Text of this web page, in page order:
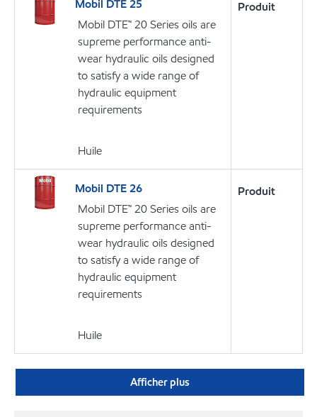
Mobil DTE 25
Mobil DTE™ 20 Series oils are
supreme performance anti-
wear hydraulic oils designed
to satisfy a wide range of
hydraulic equipment
requirements
Huile
Produit
Mobil DTE 26
Mobil DTE™ 20 Series oils are
supreme performance anti-
wear hydraulic oils designed
to satisfy a wide range of
hydraulic equipment
requirements
Huile
Produit
Afficher plus